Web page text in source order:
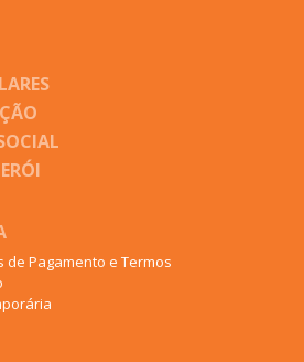
de Pagamento e Termos